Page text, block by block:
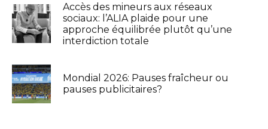
Accès des mineurs aux réseaux
sociaux: l’ALIA plaide pour une
approche équilibrée plutôt qu’une
interdiction totale
Mondial 2026: Pauses fraîcheur ou
pauses publicitaires?